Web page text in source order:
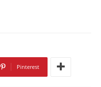
Pinterest